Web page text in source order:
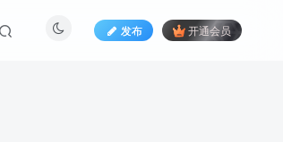
发布 开通会员